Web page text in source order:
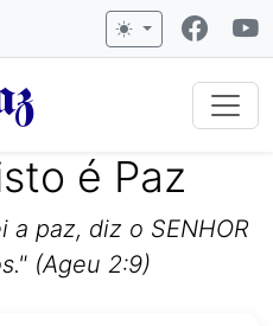
é Paz
a paz, diz o SENHOR
(Ageu 2:9)